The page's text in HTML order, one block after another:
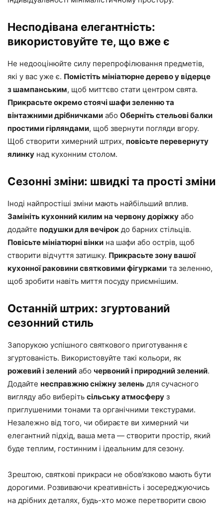
Несподівана елегантність:
використовуйте те, що вже є
Не недооцінюйте силу перепрофілювання предметів,
які у вас уже є. Помістіть мініатюрне дерево у відерце
з шампанським, щоб миттєво стати центром свята.
Прикрасьте окремо стоячі шафи зеленню та
вінтажними дрібничками або Оберніть стельові балки
простими гірляндами, щоб звернути погляди вгору.
Щоб створити химерний штрих, повісьте перевернуту
ялинку над кухонним столом.
Сезонні зміни: швидкі та прості зміни
Іноді найпростіші зміни мають найбільший вплив.
Замініть кухонний килим на червону доріжку або
додайте подушки для вечірок до барних стільців.
Повісьте мініатюрні вінки на шафи або острів, щоб
створити відчуття затишку. Прикрасьте зону вашої
кухонної раковини святковими фігурками та зеленню,
щоб зробити навіть миття посуду приємнішим.
Останній штрих: згуртований
сезонний стиль
Запорукою успішного святкового приготування є
згуртованість. Використовуйте такі кольори, як
рожевий і зелений або червоний і природний зелений.
Додайте несправжню сніжну зелень для сучасного
вигляду або виберіть сільську атмосферу з
приглушеними тонами та органічними текстурами.
Незалежно від того, чи обираєте ви химерний чи
елегантний підхід, ваша мета — створити простір, який
буде теплим, гостинним і ідеальним для сезону.
Зрештою, святкові прикраси не обов’язково мають бути
дорогими. Розвиваючи креативність і зосереджуючись
на дрібних деталях, будь-хто може перетворити свою